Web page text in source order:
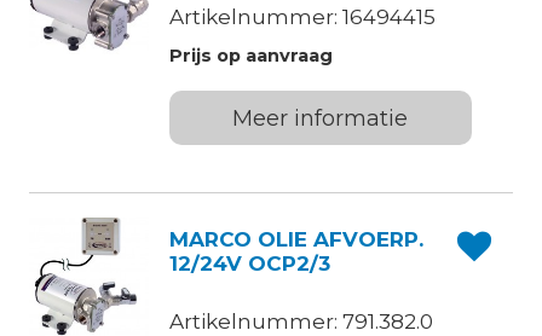
Artikelnummer: 16494415
Prijs op aanvraag
Meer informatie
MARCO OLIE AFVOERP.
12/24V OCP2/3
Artikelnummer: 791.382.0